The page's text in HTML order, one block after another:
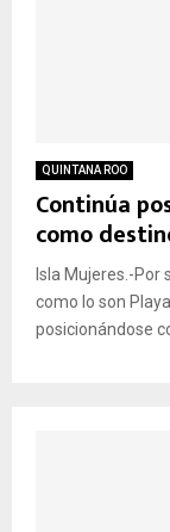
QUINTANA ROO
Continúa
como
Isla Mujeres.-
como lo son
posicionándose